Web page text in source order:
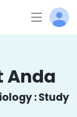
Anda
: Study